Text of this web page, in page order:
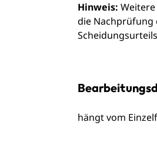
Hinweis:
die Nachprüfung
hängt vom